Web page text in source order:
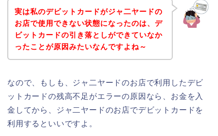
実は私のデビットカードがジャ二ヤードの
お店で使用できない状態になったのは、デ
ビットカードの引き落としができていなか
ったことが原因みたいなんですよね～
なので、もしも、ジャ二ヤードのお店で利用したデビ
ットカードの残高不足がエラーの原因なら、お金を入
金してから、ジャ二ヤードのお店でデビットカードを
利用するといいですよ。